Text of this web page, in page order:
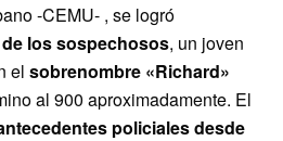
-CEMU- , se logró
los sospechosos, un joven
el sobrenombre «Richard»
al 900 aproximadamente. El
policiales desde